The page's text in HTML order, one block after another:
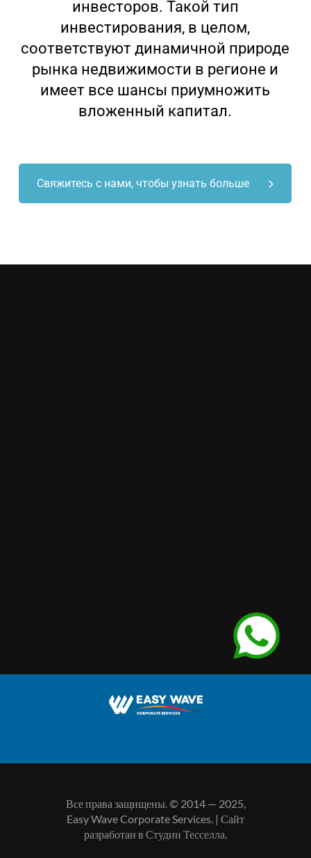
инвесторов. Такой тип
инвестирования, в целом,
соответствуют динамичной природе
рынка недвижимости в регионе и
имеет все шансы приумножить
вложенный капитал.
Свяжитесь с нами, чтобы узнать больше
Все права защищены. © 2014 — 2025,
Easy Wave Corporate Services. | Сайт
разработан в Студии Тесселла.